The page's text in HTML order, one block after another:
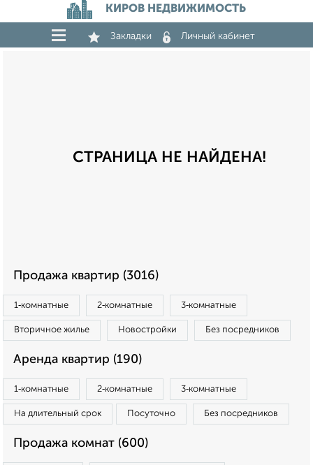
КИРОВ НЕДВИЖИМОСТЬ
Закладки Личный кабинет
СТРАНИЦА НЕ НАЙДЕНА!
Продажа квартир (3016)
1‑комнатные 2‑комнатные 3‑комнатные
Вторичное жилье Новостройки Без посредников
Аренда квартир (190)
1‑комнатные 2‑комнатные 3‑комнатные
На длительный срок Посуточно Без посредников
Продажа комнат (600)